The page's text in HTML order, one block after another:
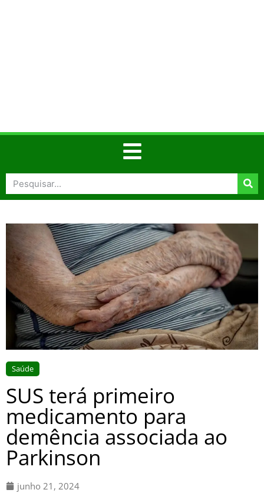
Saúde
SUS terá primeiro
medicamento para
demência associada ao
Parkinson
junho 21, 2024